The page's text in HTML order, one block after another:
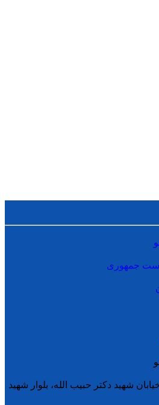
جمهوری
شهید دکتر حبیب الله، بلوار شهید